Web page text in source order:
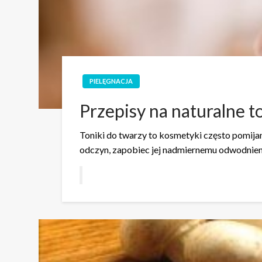
PIELĘGNACJA
Przepisy na naturalne
Toniki do twarzy to kosmetyki często
odczyn, zapobiec jej nadmiernemu